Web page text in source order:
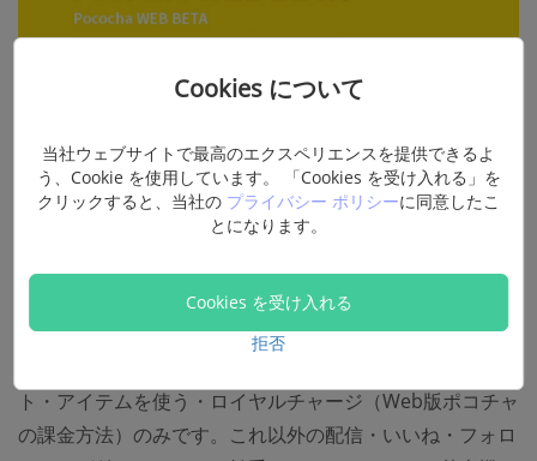
ト・アイテムを使う・ロイヤルチャージ（Web版ポコチャ
の課金方法）のみです。これ以外の配信・いいね・フォロ
Cookies について
当社ウェブサイトで最高のエクスペリエンスを提供できるよ
う、Cookie を使用しています。 「Cookies を受け入れる」を
クリックすると、当社の プライバシー ポリシーに同意したこ
とになります。
Cookies を受け入れる
拒否